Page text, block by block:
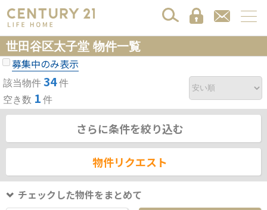
世田谷区太子堂 物件一覧
募集中のみ表示
該当物件 34件
空き数 1 件
さらに条件を絞り込む
物件リクエスト
チェックした物件をまとめて